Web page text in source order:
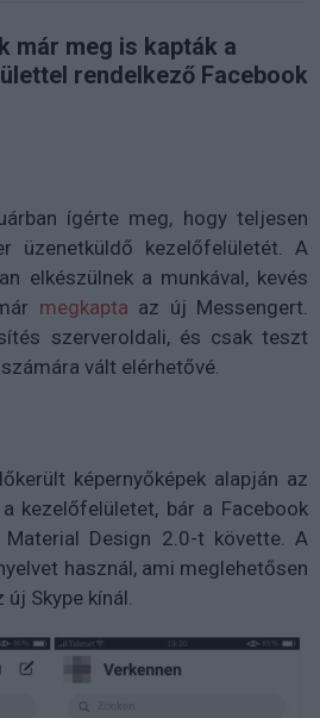
már meg is kapták a
rendelkező Facebook
ígérte meg, hogy teljesen
üzenetküldő kezelőfelületét. A
elkészülnek a munkával, kevés
megkapta az új Messengert.
szerveroldali, és csak teszt
vált elérhetővé.
képernyőképek alapján az
kezelőfelületet, bár a Facebook
Design 2.0-t követte. A
használ, ami meglehetősen
Skype kínál.